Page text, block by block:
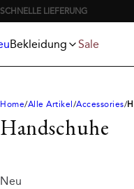
KOSTENLOSER VERSAND AB 59 €
Bekleidung Sale
Jacken
Poloshirts
Home Alle Artikel Accessories
Handschuhe
Neu